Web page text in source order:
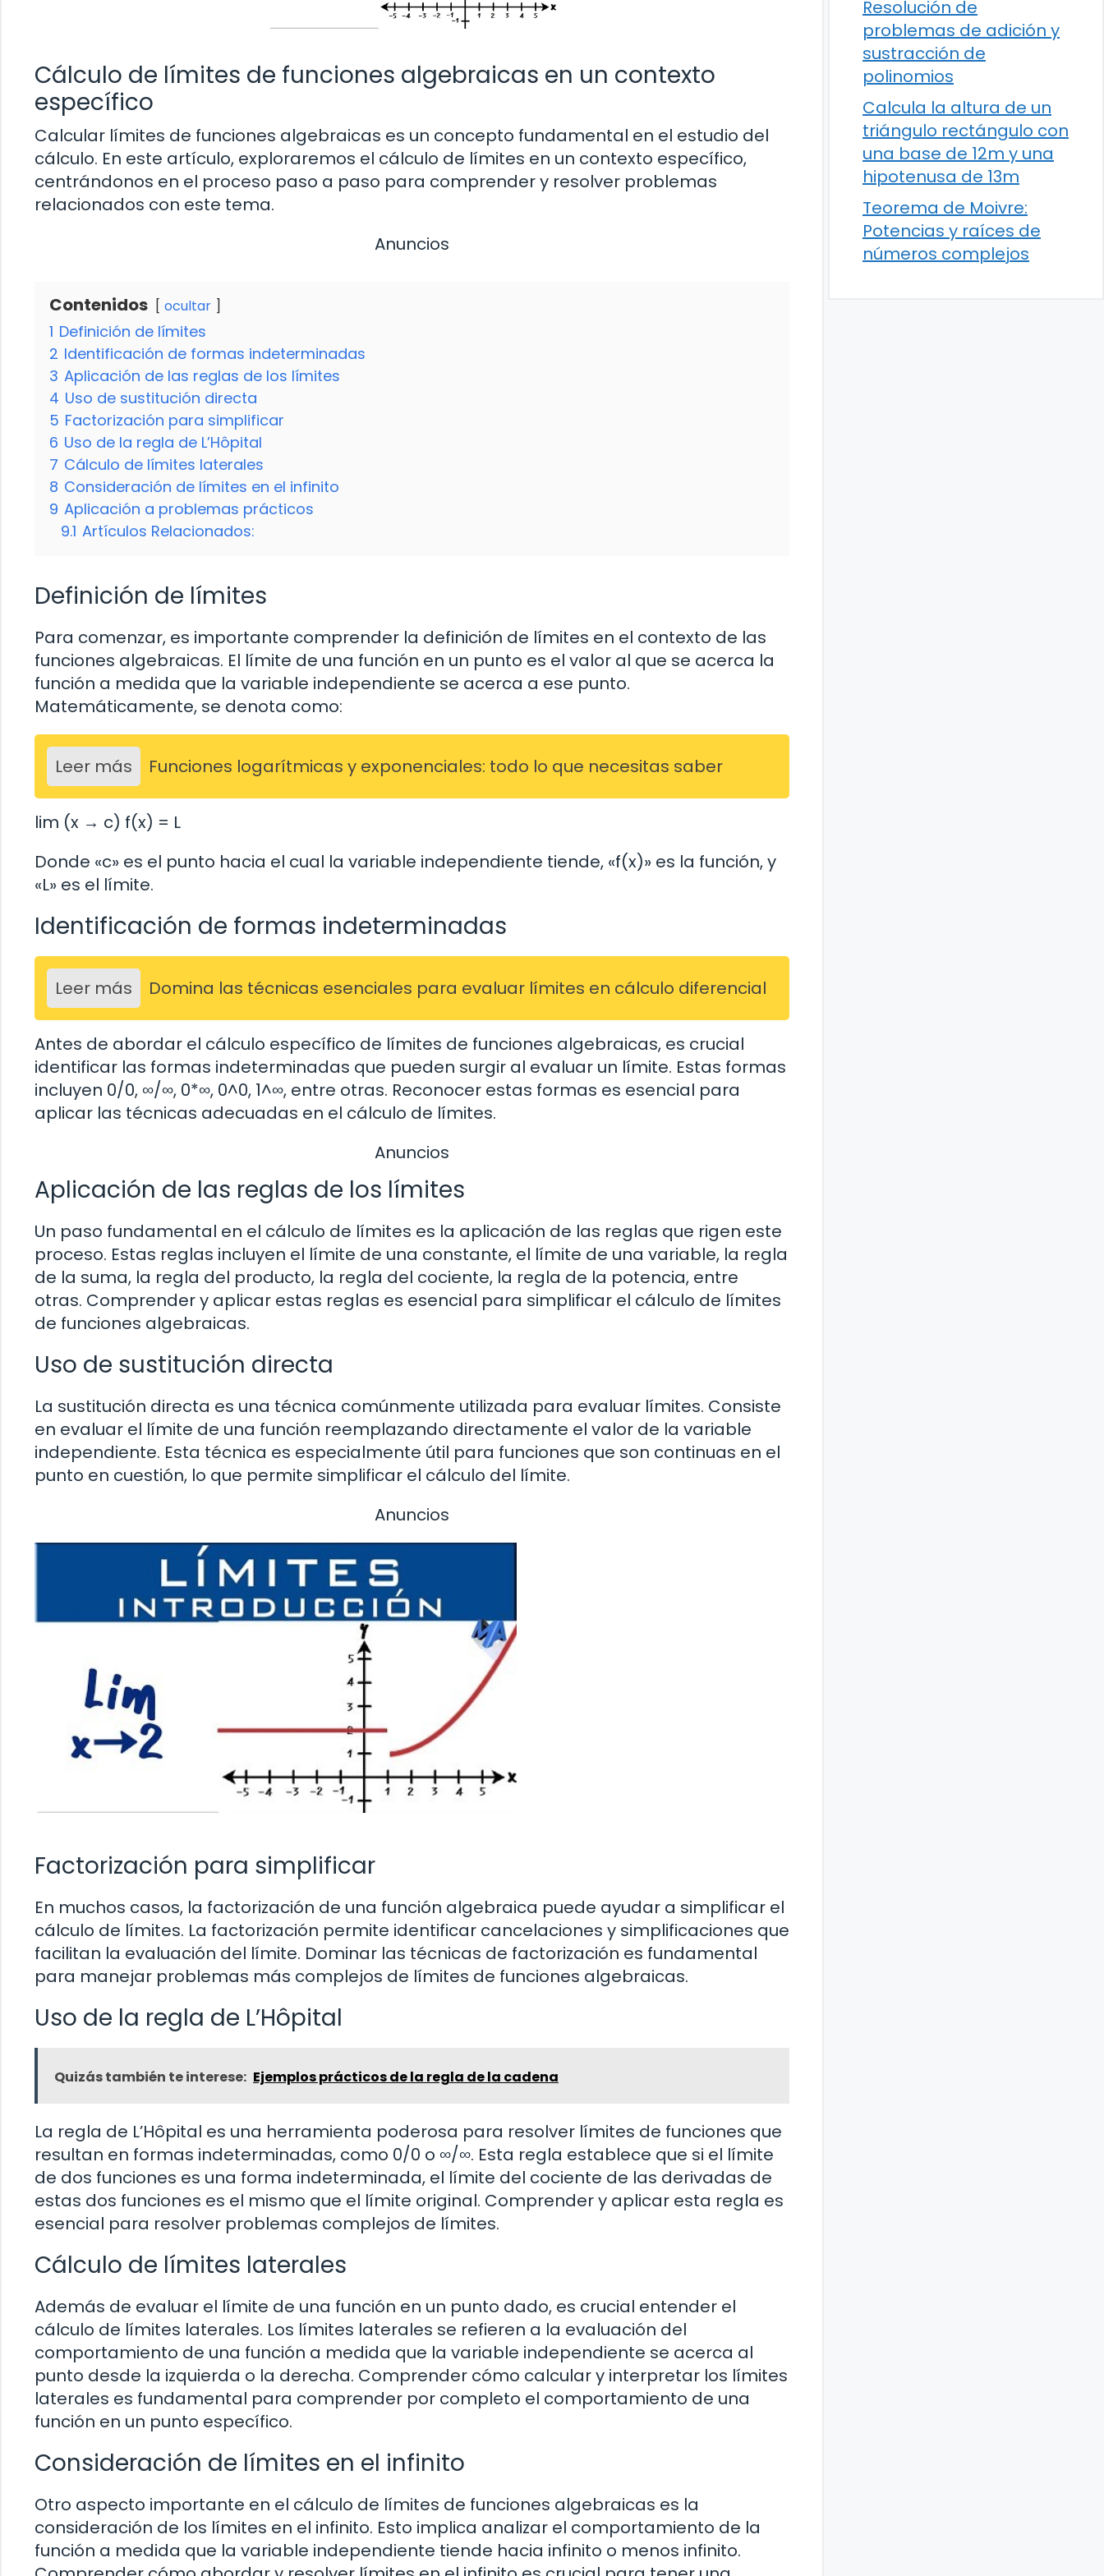
Cálculo de límites de funciones algebraicas en un contexto
específico
Calcular límites de funciones algebraicas es un concepto fundamental en el estudio del
cálculo. En este artículo, exploraremos el cálculo de límites en un contexto específico,
centrándonos en el proceso paso a paso para comprender y resolver problemas
relacionados con este tema.
Anuncios
Contenidos ocultar
1 Definición de límites
2 Identificación de formas indeterminadas
3 Aplicación de las reglas de los límites
4 Uso de sustitución directa
5 Factorización para simplificar
6 Uso de la regla de L’Hôpital
7 Cálculo de límites laterales
8 Consideración de límites en el infinito
9 Aplicación a problemas prácticos
9.1 Artículos Relacionados:
Definición de límites
Para comenzar, es importante comprender la definición de límites en el contexto de las
funciones algebraicas. El límite de una función en un punto es el valor al que se acerca la
función a medida que la variable independiente se acerca a ese punto.
Matemáticamente, se denota como:
Leer más Funciones logarítmicas y exponenciales: todo lo que necesitas saber
lim (x → c) f(x) = L
Donde «c» es el punto hacia el cual la variable independiente tiende, «f(x)» es la función, y
«L» es el límite.
Identificación de formas indeterminadas
Leer más Domina las técnicas esenciales para evaluar límites en cálculo diferencial
Antes de abordar el cálculo específico de límites de funciones algebraicas, es crucial
identificar las formas indeterminadas que pueden surgir al evaluar un límite. Estas formas
incluyen 0/0, ∞/∞, 0*∞, 0^0, 1^∞, entre otras. Reconocer estas formas es esencial para
aplicar las técnicas adecuadas en el cálculo de límites.
Anuncios
Aplicación de las reglas de los límites
Un paso fundamental en el cálculo de límites es la aplicación de las reglas que rigen este
proceso. Estas reglas incluyen el límite de una constante, el límite de una variable, la regla
de la suma, la regla del producto, la regla del cociente, la regla de la potencia, entre
otras. Comprender y aplicar estas reglas es esencial para simplificar el cálculo de límites
de funciones algebraicas.
Uso de sustitución directa
La sustitución directa es una técnica comúnmente utilizada para evaluar límites. Consiste
en evaluar el límite de una función reemplazando directamente el valor de la variable
independiente. Esta técnica es especialmente útil para funciones que son continuas en el
punto en cuestión, lo que permite simplificar el cálculo del límite.
Anuncios
Factorización para simplificar
En muchos casos, la factorización de una función algebraica puede ayudar a simplificar el
cálculo de límites. La factorización permite identificar cancelaciones y simplificaciones que
facilitan la evaluación del límite. Dominar las técnicas de factorización es fundamental
para manejar problemas más complejos de límites de funciones algebraicas.
Uso de la regla de L’Hôpital
Quizás también te interese: Ejemplos prácticos de la regla de la cadena
La regla de L’Hôpital es una herramienta poderosa para resolver límites de funciones que
resultan en formas indeterminadas, como 0/0 o ∞/∞. Esta regla establece que si el límite
de dos funciones es una forma indeterminada, el límite del cociente de las derivadas de
estas dos funciones es el mismo que el límite original. Comprender y aplicar esta regla es
esencial para resolver problemas complejos de límites.
Cálculo de límites laterales
Además de evaluar el límite de una función en un punto dado, es crucial entender el
cálculo de límites laterales. Los límites laterales se refieren a la evaluación del
comportamiento de una función a medida que la variable independiente se acerca al
punto desde la izquierda o la derecha. Comprender cómo calcular y interpretar los límites
laterales es fundamental para comprender por completo el comportamiento de una
función en un punto específico.
Consideración de límites en el infinito
Otro aspecto importante en el cálculo de límites de funciones algebraicas es la
consideración de los límites en el infinito. Esto implica analizar el comportamiento de la
función a medida que la variable independiente tiende hacia infinito o menos infinito.
Resolución de
problemas de adición y
sustracción de
polinomios
Calcula la altura de un
triángulo rectángulo con
una base de 12m y una
hipotenusa de 13m
Teorema de Moivre:
Potencias y raíces de
números complejos